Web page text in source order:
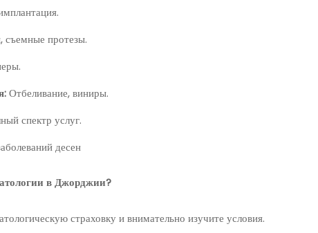
съемные протезы.
Отбеливание, виниры.
спектр услуг.
десен
в Джорджии?
страховку и внимательно изучите условия.